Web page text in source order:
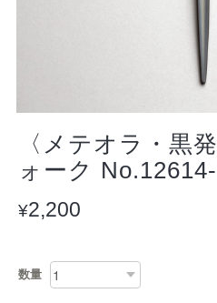
〈メテオラ・黒
ォーク
¥2,200
数量